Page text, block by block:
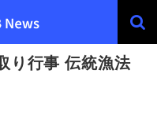
り行事 伝統漁法